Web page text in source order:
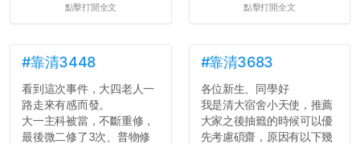
點擊打開全文 點擊打開全文
#靠清3448
看到這次事件，大四老人一
路走來有感而發。
大一主科被當，不斷重修，
最後微二修了3次、普物修
#靠清3683
各位新生、同學好
我是清大宿舍小天使，推薦
大家之後抽籤的時候可以優
先考慮碩齋，原因有以下幾